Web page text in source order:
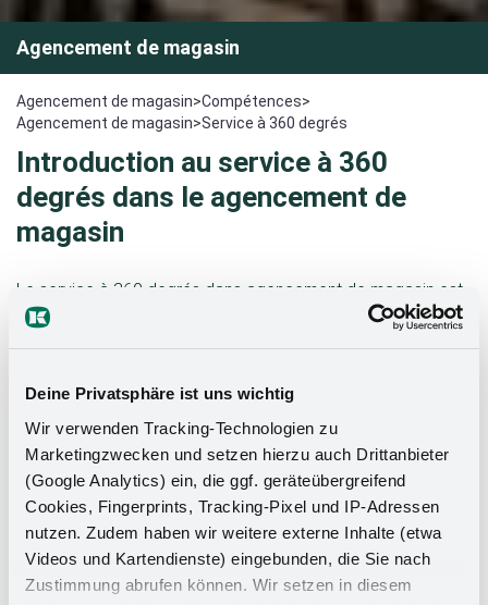
Deine Privatsphäre ist uns wichtig
Wir verwenden Tracking-Technologien zu
Marketingzwecken und setzen hierzu auch Drittanbieter
(Google Analytics) ein, die ggf. geräteübergreifend
Cookies, Fingerprints, Tracking-Pixel und IP-Adressen
nutzen. Zudem haben wir weitere externe Inhalte (etwa
Videos und Kartendienste) eingebunden, die Sie nach
Zustimmung abrufen können. Wir setzen in diesem
Agencement de magasin
Agencement de magasin>Compétences>
Agencement de magasin>Service à 360 degrés
Introduction au service à 360
degrés dans le agencement de
magasin
Le service à 360 degrés dans agencement de magasin est
plus qu'une simple offre de services - il incarne une
approche globale couvrant toutes les phases d'un projet
préoccupations, depuis le conseil initial et le
développement du concept jusqu'à l'installation finale et le
suivi. Notre gamme de services couvre tous les domaines
de l'aménagement de magasins, de la planification détaillée
et de la production précise à la gestion du déploiement
sans faille et à l'installation sur site. Cependant, nous allons
au-delà de la simple satisfaction des besoins du client et
nous nous efforçons de dépasser ses attentes.